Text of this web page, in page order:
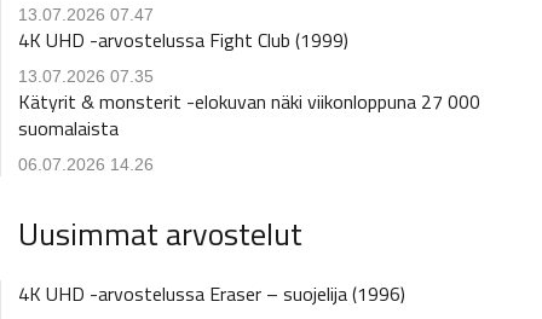
13.07.2026 07.47
4K UHD -arvostelussa Fight Club (1999)
13.07.2026 07.35
Kätyrit & monsterit -elokuvan näki viikonloppuna 27 000
suomalaista
06.07.2026 14.26
Uusimmat arvostelut
4K UHD -arvostelussa Eraser – suojelija (1996)